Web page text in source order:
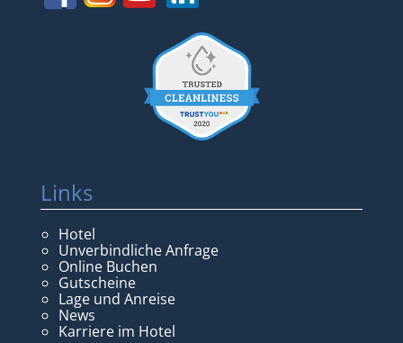
Links
Hotel
Unverbindliche Anfrage
Online Buchen
Gutscheine
Lage und Anreise
News
Karriere im Hotel